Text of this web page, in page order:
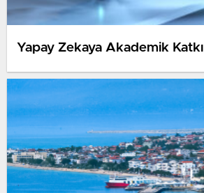
Yapay Zekaya Akademik Katkı